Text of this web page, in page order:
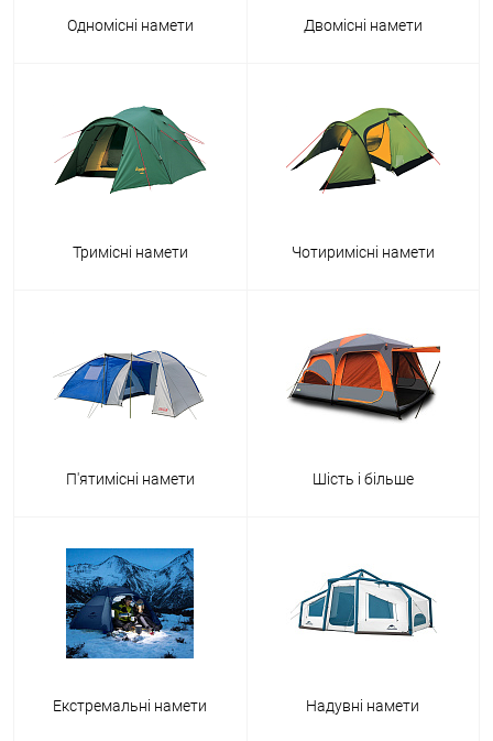
Одномісні намети Двомісні намети
Тримісні намети Чотиримісні намети
П'ятимісні намети Шість і більше
Екстремальні намети Надувні намети